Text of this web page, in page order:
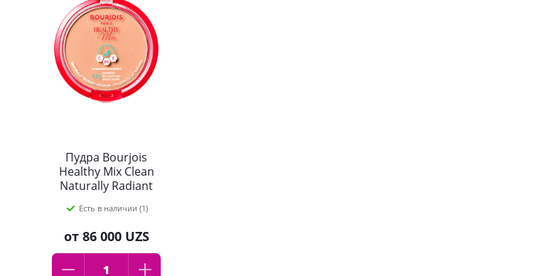
Пудра Bourjois
Healthy Mix Clean
Naturally Radiant
Deep Beige
Есть в наличии (1)
от 86 000 UZS